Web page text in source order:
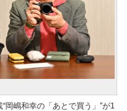
岡嶋和幸の「あとで買う」”が1